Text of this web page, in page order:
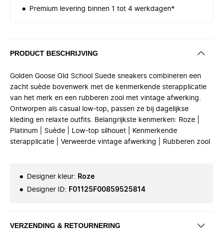
Premium levering binnen 1 tot 4 werkdagen*
PRODUCT BESCHRIJVING
Golden Goose Old School Suede sneakers combineren een
zacht suède bovenwerk met de kenmerkende sterapplicatie
van het merk en een rubberen zool met vintage afwerking.
Ontworpen als casual low-top, passen ze bij dagelijkse
kleding en relaxte outfits. Belangrijkste kenmerken: Roze |
Platinum | Suède | Low-top silhouet | Kenmerkende
sterapplicatie | Verweerde vintage afwerking | Rubberen zool
Designer kleur: Roze
Designer ID: F01125F00859525814
VERZENDING & RETOURNERING